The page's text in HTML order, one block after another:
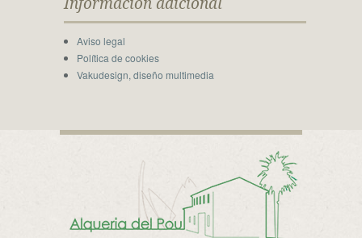
Información adicional
Aviso legal
Política de cookies
Vakudesign, diseño multimedia